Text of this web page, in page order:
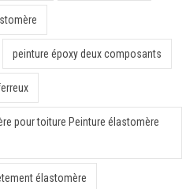
peinture époxy deux composants
pour toiture Peinture élastomère
élastomère